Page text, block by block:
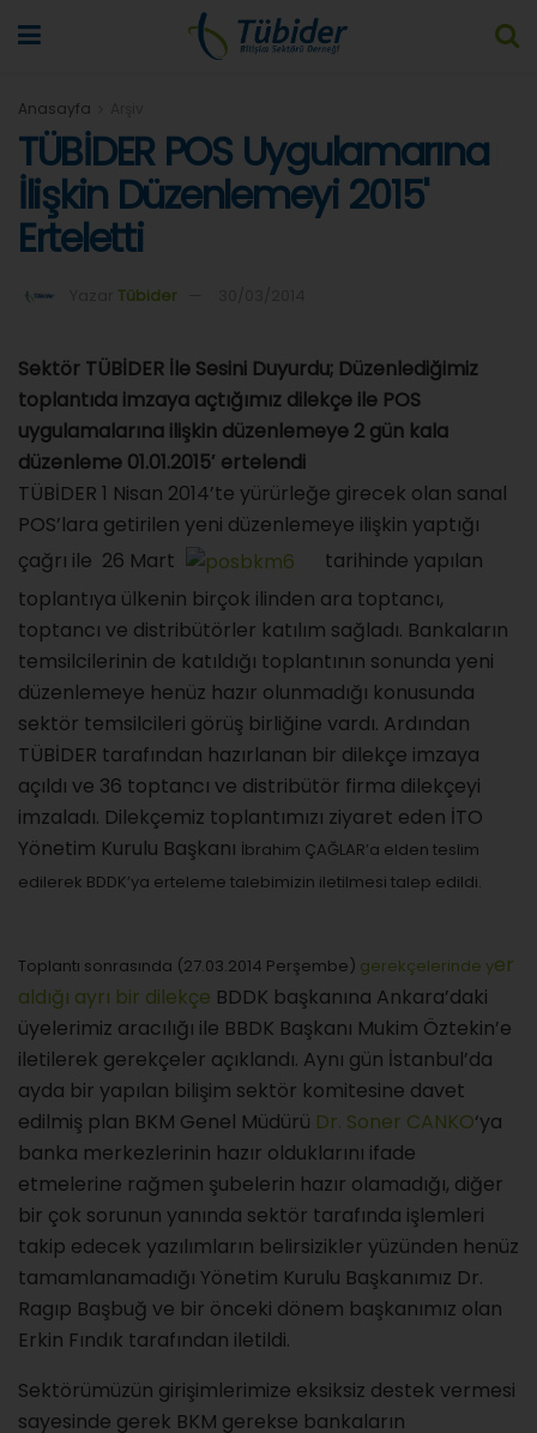
Anasayfa
TÜBİDER POS Uygulamarına
İlişkin Düzenlemeyi 2015'
Erteletti
Tübider
Sektör TÜBİDER İle Sesini Duyurdu; Düzenlediğimiz
toplantıda imzaya açtığımız dilekçe ile POS
uygulamalarına ilişkin düzenlemeye 2 gün kala
düzenleme 01.01.2015′ ertelendi
TÜBİDER 1 Nisan 2014’te yürürleğe girecek olan sanal
POS’lara getirilen yeni düzenlemeye ilişkin yaptığı
çağrı ile 26 Mart
tarihinde yapılan
toplantıya ülkenin birçok ilinden ara toptancı,
toptancı ve distribütörler katılım sağladı. Bankaların
temsilcilerinin de katıldığı toplantının sonunda yeni
düzenlemeye henüz hazır olunmadığı konusunda
sektör temsilcileri görüş birliğine vardı. Ardından
TÜBİDER tarafından hazırlanan bir dilekçe imzaya
açıldı ve 36 toptancı ve distribütör firma dilekçeyi
imzaladı. Dilekçemiz toplantımızı ziyaret eden İTO
Yönetim Kurulu Başkanı İbrahim ÇAĞLAR’a elden teslim
edilerek BDDK’ya erteleme talebimizin iletilmesi talep edildi.
Toplantı sonrasında (27.03.2014 Perşembe) gerekçelerinde yer
aldığı ayrı bir dilekçe BDDK başkanına Ankara’daki
üyelerimiz aracılığı ile BBDK Başkanı Mukim Öztekin’e
iletilerek gerekçeler açıklandı. Aynı gün İstanbul’da
ayda bir yapılan bilişim sektör komitesine davet
edilmiş plan BKM Genel Müdürü Dr. Soner CANKO‘ya
banka merkezlerinin hazır olduklarını ifade
etmelerine rağmen şubelerin hazır olamadığı, diğer
bir çok sorunun yanında sektör tarafında işlemleri
takip edecek yazılımların belirsizikler yüzünden henüz
tamamlanamadığı Yönetim Kurulu Başkanımız Dr.
Ragıp Başbuğ ve bir önceki dönem başkanımız olan
Erkin Fındık tarafından iletildi.
Sektörümüzün girişimlerimize eksiksiz destek vermesi
sayesinde gerek BKM gerekse bankaların